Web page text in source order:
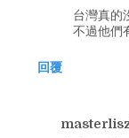
台灣真的
不過他們
回覆